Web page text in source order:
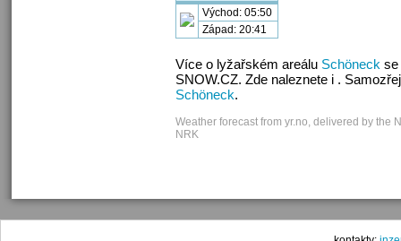
Východ: 05:50
Západ: 20:41
Více o lyžařském areálu Schöneck se
SNOW.CZ. Zde naleznete i .
Schöneck.
Weather forecast from yr.no, delivered by the
NRK